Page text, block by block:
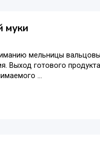
муки
мельницы
Выход готового
...